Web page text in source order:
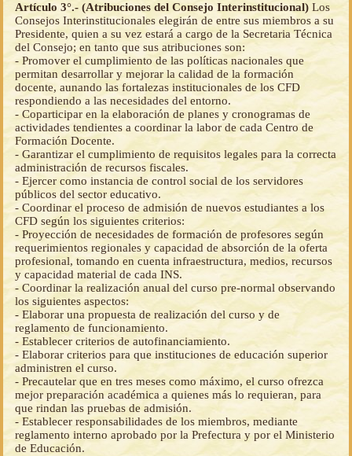
Artículo 3°.- (Atribuciones del Consejo Interinstitucional) Los
Consejos Interinstitucionales elegirán de entre sus miembros a su
Presidente, quien a su vez estará a cargo de la Secretaria Técnica
del Consejo; en tanto que sus atribuciones son:
- Promover el cumplimiento de las políticas nacionales que
permitan desarrollar y mejorar la calidad de la formación
docente, aunando las fortalezas institucionales de los CFD
respondiendo a las necesidades del entorno.
- Coparticipar en la elaboración de planes y cronogramas de
actividades tendientes a coordinar la labor de cada Centro de
Formación Docente.
- Garantizar el cumplimiento de requisitos legales para la correcta
administración de recursos fiscales.
- Ejercer como instancia de control social de los servidores
públicos del sector educativo.
- Coordinar el proceso de admisión de nuevos estudiantes a los
CFD según los siguientes criterios:
- Proyección de necesidades de formación de profesores según
requerimientos regionales y capacidad de absorción de la oferta
profesional, tomando en cuenta infraestructura, medios, recursos
y capacidad material de cada INS.
- Coordinar la realización anual del curso pre-normal observando
los siguientes aspectos:
- Elaborar una propuesta de realización del curso y de
reglamento de funcionamiento.
- Establecer criterios de autofinanciamiento.
- Elaborar criterios para que instituciones de educación superior
administren el curso.
- Precautelar que en tres meses como máximo, el curso ofrezca
mejor preparación académica a quienes más lo requieran, para
que rindan las pruebas de admisión.
- Establecer responsabilidades de los miembros, mediante
reglamento interno aprobado por la Prefectura y por el Ministerio
de Educación.